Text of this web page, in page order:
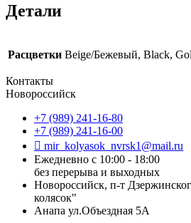
Детали
Расцветки Beige/Бежевый, Black,
Контакты
Новороссийск
+7 (989) 241-16-80
+7 (989) 241-16-00
mir_kolyasok_nvrsk1@mail.ru
Ежедневно с 10:00 - 18:00
без перерыва и выходных
Новороссийск, п-т
колясок"
Анапа ул.Объездная 5А